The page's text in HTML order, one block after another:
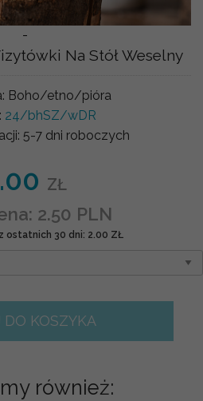
-
Na Stół Weselny
Boho/etno/pióra
24/bhSZ/wDR
5-7 dni roboczych
ZŁ
2.50 PLN
ostatnich 30 dni: 2.00 ZŁ
DO KOSZYKA
również: